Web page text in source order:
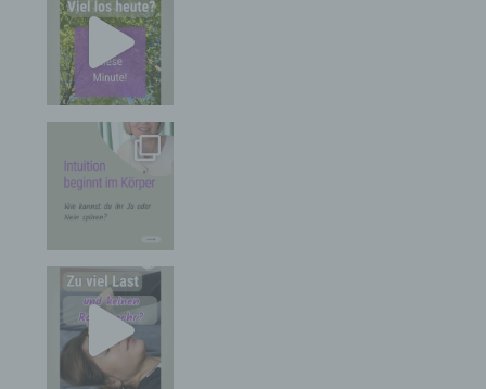
die Verarbeitung Verantwortlichen erforderlich.
Eine Weitergabe dieser Daten an Dritte erfolgt
grundsätzlich nicht, sofern keine gesetzliche
Pflicht zur Weitergabe besteht oder die Weitergabe
der Strafverfolgung dient.
Die Registrierung der betroffenen Person unter
freiwilliger Angabe personenbezogener Daten
dient dem für die Verarbeitung Verantwortlichen
dazu, der betroffenen Person Inhalte oder
Leistungen anzubieten, die aufgrund der Natur der
Sache nur registrierten Benutzern angeboten
werden können. Registrierten Personen steht die
Möglichkeit frei, die bei der Registrierung
angegebenen personenbezogenen Daten
jederzeit abzuändern oder vollständig aus dem
Datenbestand des für die Verarbeitung
Verantwortlichen löschen zu lassen.